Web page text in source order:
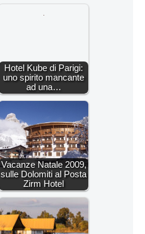
Hotel Kube di Parigi:
uno spirito mancante
ad una…
Vacanze Natale 2009,
sulle Dolomiti al Posta
Zirm Hotel